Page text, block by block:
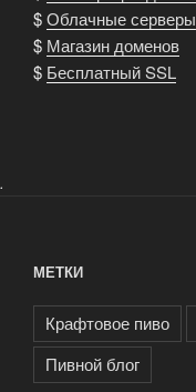
$Облачные серверы
$ Магазин доменов
$ Бесплатный SSL
.
МЕТКИ
Крафтовое пиво
Пивной блог